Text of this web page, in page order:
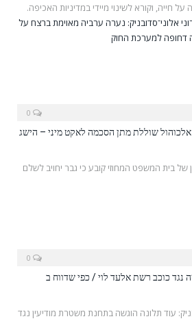
חייה, וקורא לשינוי מיידי במדיניות האכיפה.
אלוני־סדובניק: נערה ערביה מאוימת ברצח על
דחופה למערכת החוק
שוללת מתן הסכמה לאקט מיני – הישג
בית המשפט המחוזי קובע כי גבר יחויב לשלם
נגד כוכב רשת אלעד לוי / כפי שדווח ב
עוד תלונה הוגשה בתחנת משטרת מודיעין נגד